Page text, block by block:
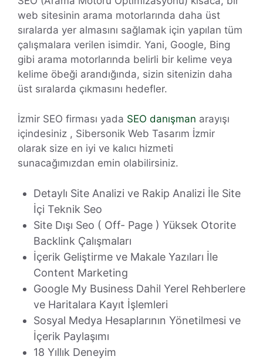
web sitesinin arama motorlarında daha üst
sıralarda yer almasını sağlamak için yapılan tüm
çalışmalara verilen isimdir. Yani, Google, Bing
gibi arama motorlarında belirli bir kelime veya
kelime öbeği arandığında, sizin sitenizin daha
üst sıralarda çıkmasını hedefler.
İzmir SEO firması yada SEO danışman arayışı
içindesiniz , Sibersonik Web Tasarım İzmir
olarak size en iyi ve kalıcı hizmeti
sunacağımızdan emin olabilirsiniz.
Detaylı Site Analizi ve Rakip Analizi İle Site
İçi Teknik Seo
Site Dışı Seo ( Off- Page ) Yüksek Otorite
Backlink Çalışmaları
İçerik Geliştirme ve Makale Yazıları İle
Content Marketing
Google My Business Dahil Yerel Rehberlere
ve Haritalara Kayıt İşlemleri
Sosyal Medya Hesaplarının Yönetilmesi ve
İçerik Paylaşımı
18 Yıllık Deneyim